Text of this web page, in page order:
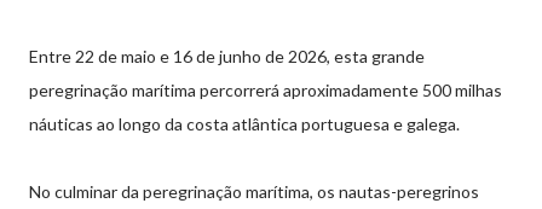
Entre 22 de maio e 16 de junho de 2026, esta grande
peregrinação marítima percorrerá aproximadamente 500 milhas
náuticas ao longo da costa atlântica portuguesa e galega.
No culminar da peregrinação marítima, os nautas-peregrinos